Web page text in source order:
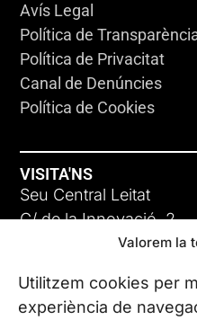
Valorem la
Utilitzem cookies per
experiència de
Avís Legal
Política de
Política de Privacitat
Canal de Denúncies
Política de Cookies
VISITA'NS
Seu Central Leitat
C/ de la Innovació, 2
08225 Terrassa,
Coneix les nostres seus